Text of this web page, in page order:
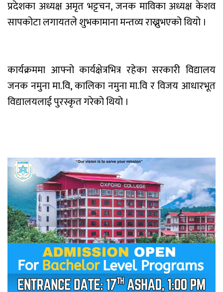
प्रदेशका अध्यक्ष अमृत भट्टचन, जनक माविका अध्यक्ष केशव
सापकोटा लगायतले शुभकामाना मन्तव्य राख्नुभएको थियो ।
कार्यक्रममा आफ्नो कार्यक्षेत्रभित्र रहेका सरकारी विद्यालय
जनक नमुना मा.वि, कालिका नमुना मा.वि र विजय आधारभूत
विद्यालयलाई पुरस्कृत गरेको थियो ।